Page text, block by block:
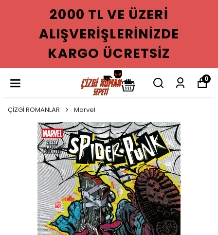
2000 TL VE ÜZERI
ALIŞVERIŞLERINIZDE
KARGO ÜCRETSIZ
0
ÇİZGİ ROMANLAR Marvel